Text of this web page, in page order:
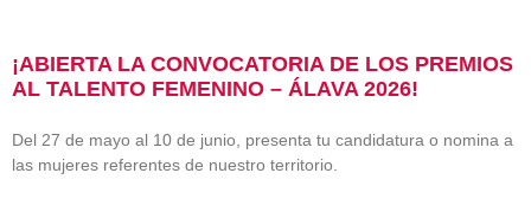
¡ABIERTA LA CONVOCATORIA DE LOS PREMIOS
AL TALENTO FEMENINO – ÁLAVA 2026!
Del 27 de mayo al 10 de junio, presenta tu candidatura o nomina a
las mujeres referentes de nuestro territorio.